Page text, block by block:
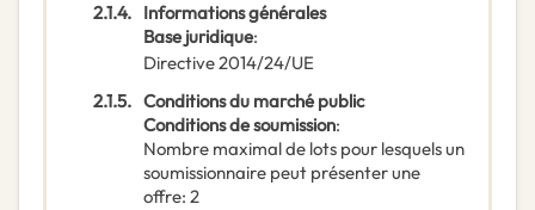
2.1.4. Informations générales
Base juridique:
Directive 2014/24/UE
2.1.5. Conditions du marché public
Conditions de soumission:
Nombre maximal de lots pour lesquels un
soumissionnaire peut présenter une
offre: 2